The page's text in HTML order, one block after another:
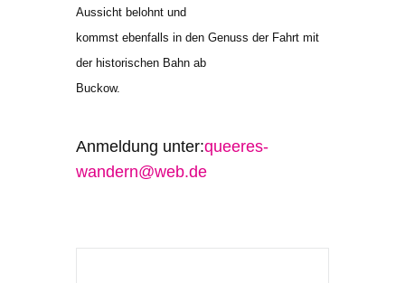
Aussicht belohnt und
kommst ebenfalls in den Genuss der Fahrt mit
der historischen Bahn ab
Buckow.
Anmeldung unter:queeres-
wandern@web.de